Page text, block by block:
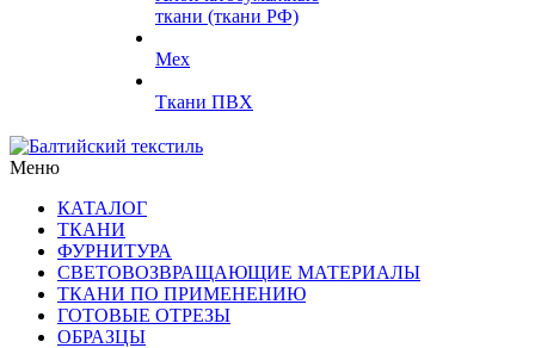
ткани (ткани РФ)
Мех
Ткани ПВХ
Меню
КАТАЛОГ
ТКАНИ
ФУРНИТУРА
СВЕТОВОЗВРАЩАЮЩИЕ МАТЕРИАЛЫ
ТКАНИ ПО ПРИМЕНЕНИЮ
ГОТОВЫЕ ОТРЕЗЫ
ОБРАЗЦЫ